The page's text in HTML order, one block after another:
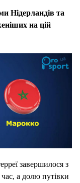
Нідерландів та
на цій
завершилося з
а долю путівки